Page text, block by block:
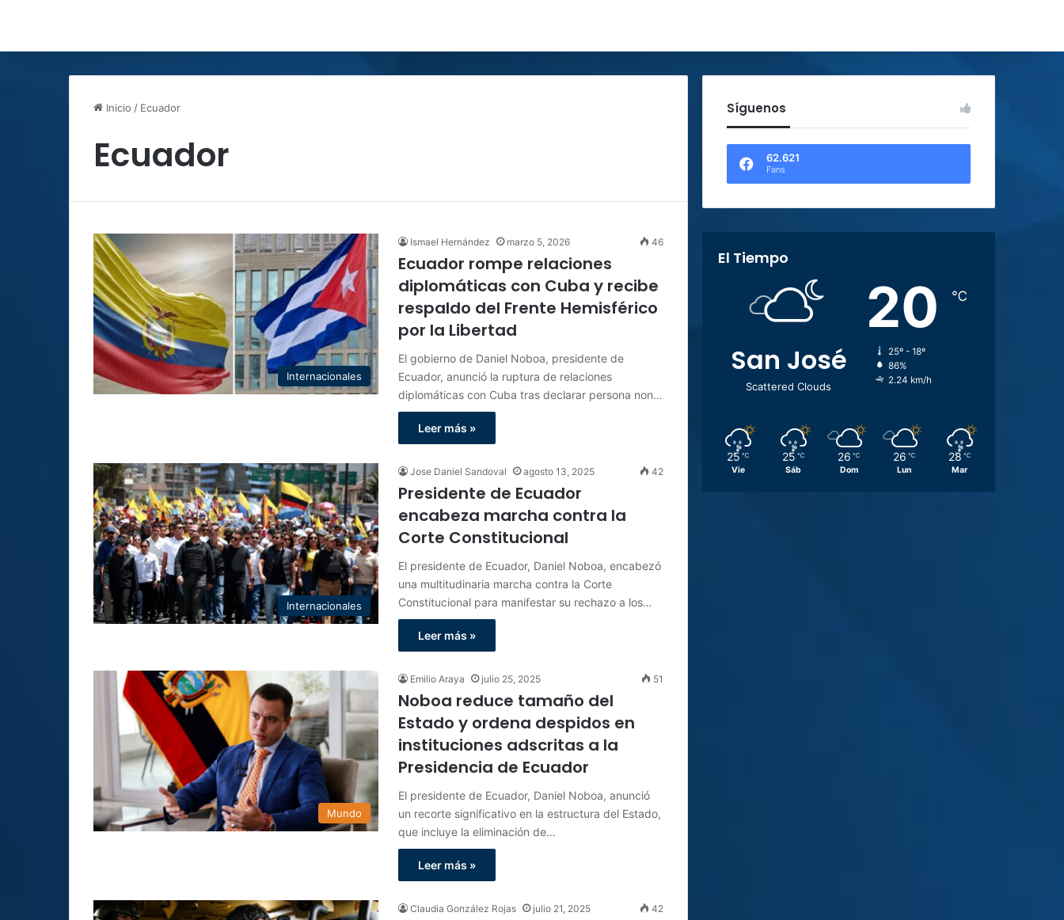
Inicio / Ecuador
Ecuador
Internacionales
Ismael Hernández marzo 5, 2026 46
Ecuador rompe relaciones
diplomáticas con Cuba y recibe
respaldo del Frente Hemisférico
por la Libertad
El gobierno de Daniel Noboa, presidente de
Ecuador, anunció la ruptura de relaciones
diplomáticas con Cuba tras declarar persona non…
Leer más »
Internacionales
Jose Daniel Sandoval agosto 13, 2025 42
Presidente de Ecuador
encabeza marcha contra la
Corte Constitucional
El presidente de Ecuador, Daniel Noboa, encabezó
una multitudinaria marcha contra la Corte
Constitucional para manifestar su rechazo a los…
Leer más »
Mundo
Emilio Araya julio 25, 2025 51
Noboa reduce tamaño del
Estado y ordena despidos en
instituciones adscritas a la
Presidencia de Ecuador
El presidente de Ecuador, Daniel Noboa, anunció
un recorte significativo en la estructura del Estado,
que incluye la eliminación de…
Leer más »
Claudia González Rojas julio 21, 2025 42
Síguenos
62.621
Fans
El Tiempo
San José
Scattered Clouds
20 ℃
25º - 18º
86%
2.24 km/h
25 ℃
Vie
25 ℃
Sáb
26 ℃
Dom
26 ℃
Lun
28 ℃
Mar